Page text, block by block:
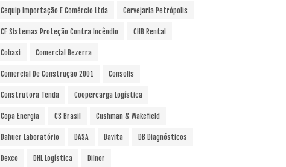
Cequip Importação E Comércio Ltda Cervejaria Petrópolis
CF Sistemas Proteção Contra Incêndio CHB Rental
Cobasi Comercial Bezerra
Comercial De Construção 2001 Consolis
Construtora Tenda Coopercarga Logística
Copa Energia CS Brasil Cushman & Wakefield
Dahuer Laboratório DASA Davita DB Diagnósticos
Dexco DHL Logística Dilnor